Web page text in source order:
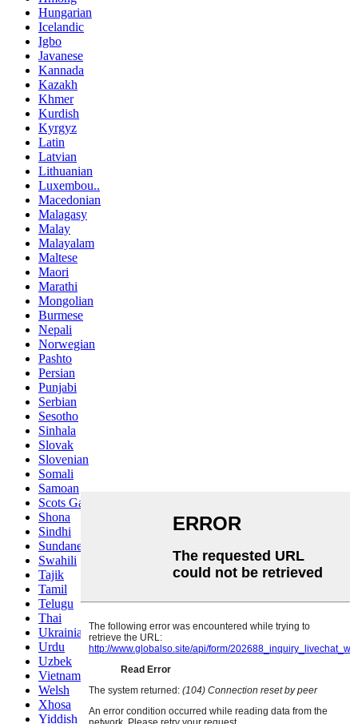
Hungarian
Icelandic
Igbo
Javanese
Kannada
Kazakh
Khmer
Kurdish
Kyrgyz
Latin
Latvian
Lithuanian
Luxembou..
Macedonian
Malagasy
Malay
Malayalam
Maltese
Maori
Marathi
Mongolian
Burmese
Nepali
Norwegian
Pashto
Persian
Punjabi
Serbian
Sesotho
Sinhala
Slovak
Slovenian
Somali
Samoan
Scots Gaelic
Shona
Sindhi
Sundanese
Swahili
Tajik
Tamil
Telugu
Thai
Ukrainian
Urdu
Uzbek
Vietnamese
Welsh
Xhosa
Yiddish